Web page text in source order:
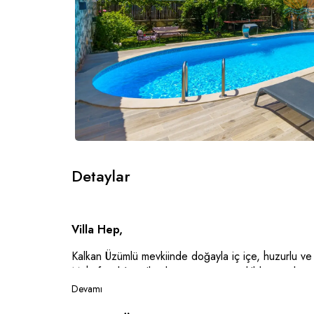
Detaylar
Villa Hep,
Kalkan Üzümlü mevkiinde doğayla iç içe, huzurlu
Muhafazakâr tatil anlayışına uygun şekilde
tamamen özel ve konforlu bir tatil deneyimi
Devamı